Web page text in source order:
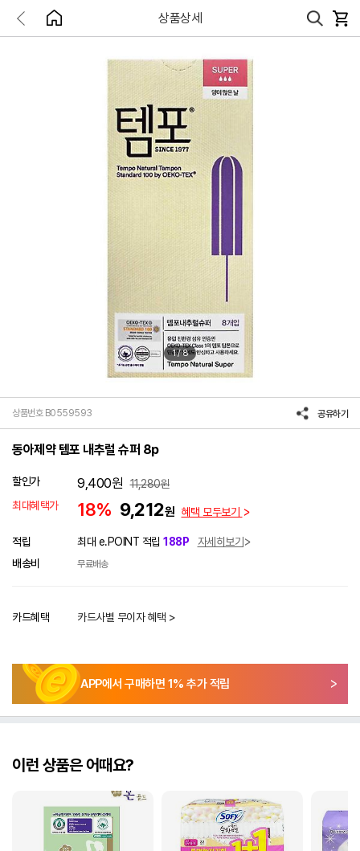
상품상세
1/8
상품번호 B0559593 공유하기
동아제약 템포 내추럴 슈퍼 8p
할인가 9,400원 11,280원
최대혜택가
18% 9,212원 혜택 모두보기
적립 최대 e.POINT 적립 188P
자세히보기
배송비
무료배송
카드혜택 카드사별 무이자 혜택 >
APP에서 구매하면 1% 추가 적립
이런 상품은 어때요?